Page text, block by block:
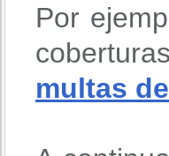
Por
multas